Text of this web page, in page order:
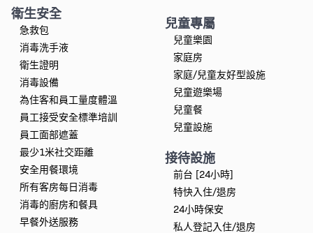
衛生安全
急救包
消毒洗手液
衛生證明
消毒設備
為住客和員工量度體溫
員工接受安全標準培訓
員工面部遮蓋
最少1米社交距離
安全用餐環境
所有客房每日消毒
消毒的廚房和餐具
早餐外送服務
兒童專屬
兒童樂園
家庭房
家庭/兒童友好型設施
兒童遊樂場
兒童餐
兒童設施
接待設施
前台 [24小時]
特快入住/退房
24小時保安
私人登記入住/退房